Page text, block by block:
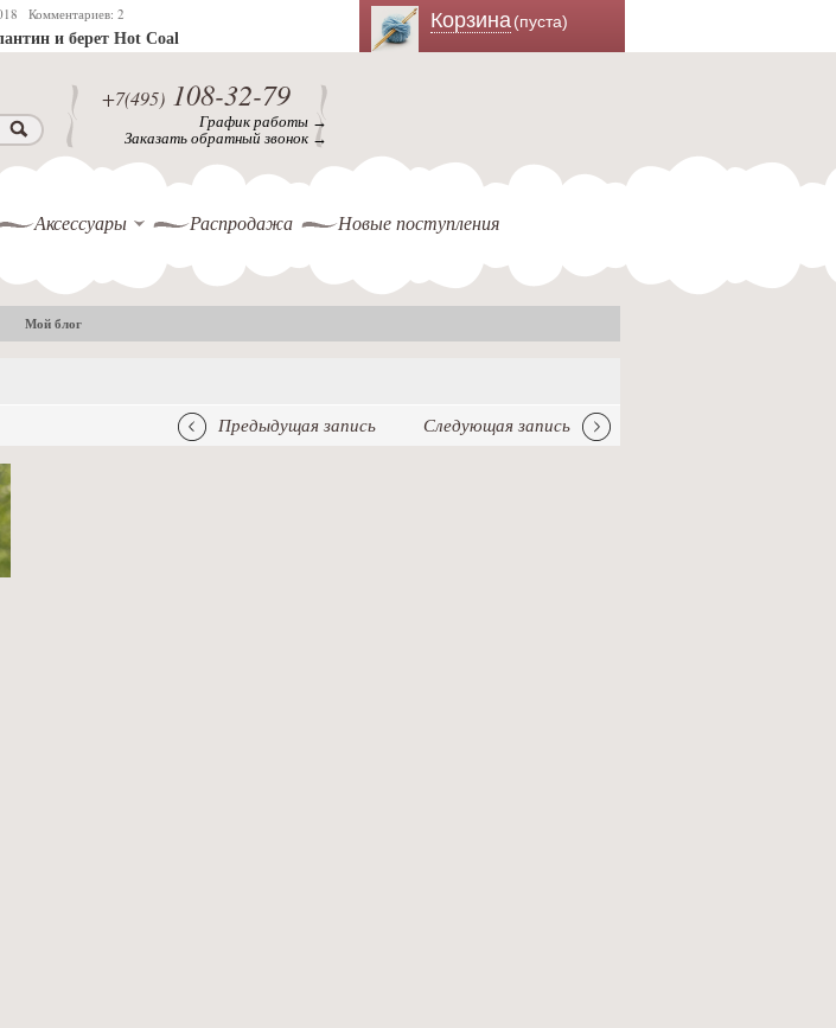
Комментариев: 2
и берет Hot Coal
Корзина(пуста)
+7(495) 108-32-79
График работы →
Заказать обратный звонок →
Аксессуары Распродажа Новые поступления
Мой блог
Предыдущая запись Следующая запись